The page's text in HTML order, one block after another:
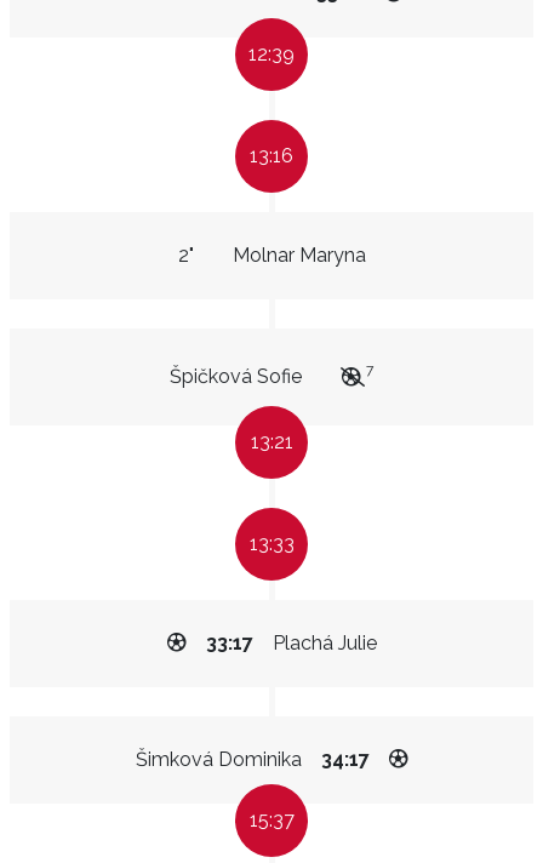
12:39
13:16
Molnar Maryna
2"
Špičková Sofie 7
13:21
13:33
Plachá Julie
33:17
Šimková Dominika 34:17
15:37